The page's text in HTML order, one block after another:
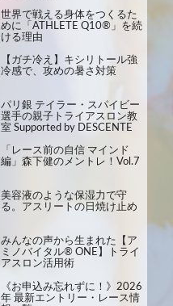
世界で戦える身体をつくるた
めに「ATHLETE Q10®」を続
ける理由
【ガチ冷え】キシリトール強
冷感で、攻めの暑さ対策
パリ銀 テイラー・スパイビー
選手の親子トライアスロン教
室 Supported by DESCENTE
「レース前の自信 マインド
編」森下健のメントレ！Vol.7
美容液のような保湿力で守
る。アスリートの日焼け止め
みんなの声から生まれた【ア
ミノバイタル® ONE】トライ
アスロン活用術
《お申込み忘れずに！》2026
年 最新エントリー・レース情